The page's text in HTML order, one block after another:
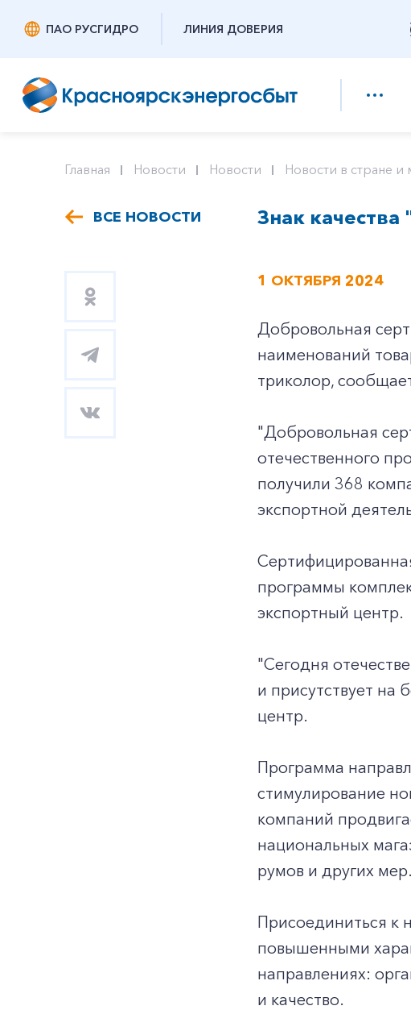
ПАО РУСГИДРО ЛИНИЯ ДОВЕРИЯ
Главная Новости Новости Новости в стране и
ВСЕ НОВОСТИ Знак
1 ОКТЯБРЯ 2024
Добровольная
наименований
триколор,
"Добровольная
отечественного
получили 368
экспортной
программы
экспортный центр.
"Сегодня
и присутствует на
центр.
Программа
стимулирование
компаний
национальных
румов и других мер.
Присоединиться к
повышенными
направлениях:
и качество.